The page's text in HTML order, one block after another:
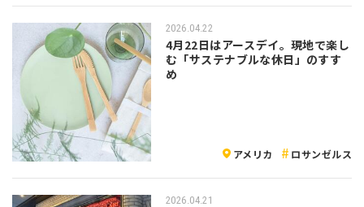
2026.04.22
4月22日はアースデイ。現地で楽し
む「サステナブルな休日」のすす
め
アメリカ ロサンゼルス
2026.04.21